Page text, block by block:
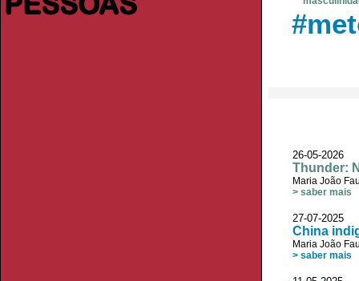
26-05-
Thunder:
Maria João
> saber mais
27-07-2025
China
Maria João
> saber mais